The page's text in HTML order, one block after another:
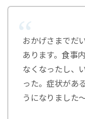
おかげさまでだ
あります。食事
なくなったし、
った。症状があ
うになりました〜